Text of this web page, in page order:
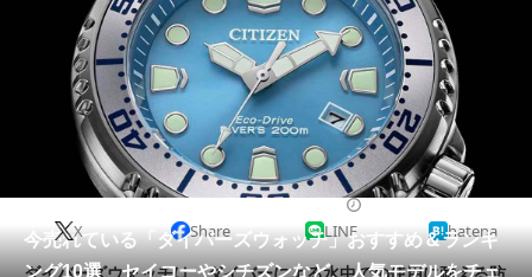
キッチン家電
キッチン用品 ゲーム
コンテンツ・サービス スイーツ・お菓子
スポーツ・レジャー スマホ・携帯電話
パソコン・タブレット ファッション
ペット 家電
今売れている「ダイバーズウォッチ」おすすめ＆ランキ
ング10選 セイコーやシチズンなど、人気モデルをチェ
X Share LINE hatena